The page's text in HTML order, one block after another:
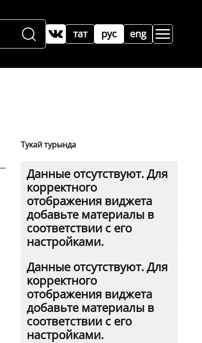
рус
тат eng
Тукай турында
Данные отсутствуют. Для
корректного
отображения виджета
добавьте материалы в
соответствии с его
настройками.
Данные отсутствуют. Для
корректного
отображения виджета
добавьте материалы в
соответствии с его
настройками.